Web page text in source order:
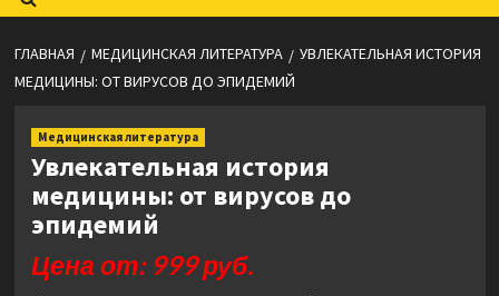
ГЛАВНАЯ МЕДИЦИНСКАЯ ЛИТЕРАТУРА
УВЛЕКАТЕЛЬНАЯ ИСТОРИЯ
МЕДИЦИНЫ: ОТ ВИРУСОВ ДО ЭПИДЕМИЙ
Медицинская литература
Увлекательная история
медицины: от вирусов до
эпидемий
Цена от: 999 руб.